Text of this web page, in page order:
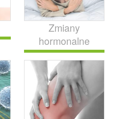
Zmiany
hormonalne